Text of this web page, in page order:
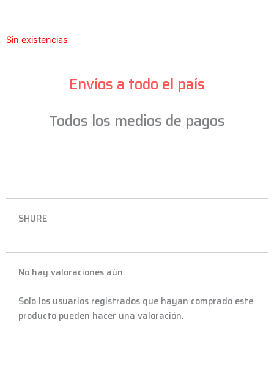
Sin existencias
Envíos a todo el país
Todos los medios de pagos
SHURE
No hay valoraciones aún.
Solo los usuarios registrados que hayan comprado este
producto pueden hacer una valoración.